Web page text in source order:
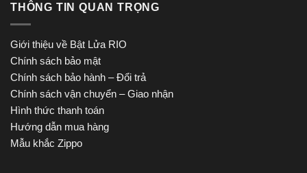
THÔNG TIN QUAN TRỌNG
Giới thiệu về Bật Lửa RIO
Chính sách bảo mật
Chính sách bảo hành – Đổi trả
Chính sách vận chuyển – Giao nhận
Hình thức thanh toán
Hướng dẫn mua hàng
Mẫu khắc Zippo